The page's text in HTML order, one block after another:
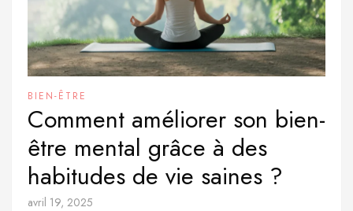
BIEN-ÊTRE
Comment améliorer son bien-
être mental grâce à des
habitudes de vie saines ?
avril 19, 2025